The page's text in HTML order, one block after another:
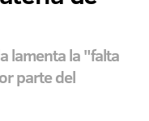
lamenta la "falta
parte del